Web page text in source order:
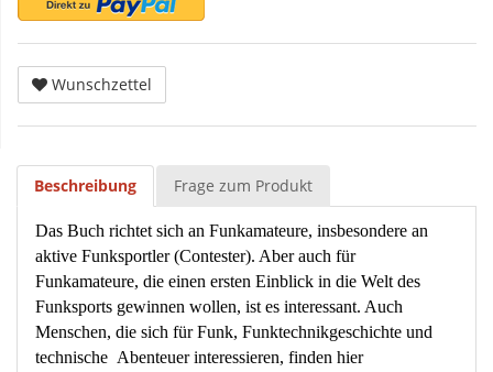
Wunschzettel
Beschreibung Frage zum Produkt
Das Buch richtet sich an Funkamateure, insbesondere an
aktive Funksportler (Contester). Aber auch für
Funkamateure, die einen ersten Einblick in die Welt des
Funksports gewinnen wollen, ist es interessant. Auch
Menschen, die sich für Funk, Funktechnikgeschichte und
technische Abenteuer interessieren, finden hier